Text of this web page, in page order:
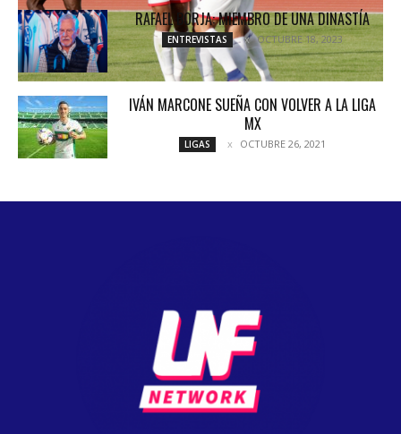
RAFAEL BORJA: MIEMBRO DE UNA DINASTÍA
ENTREVISTAS OCTUBRE 18, 2023
IVÁN MARCONE SUEÑA CON VOLVER A LA LIGA
MX
LIGAS OCTUBRE 26, 2021